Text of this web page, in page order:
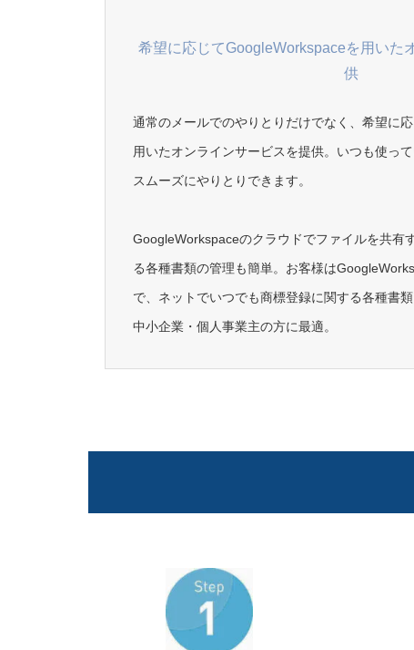
希望に応じてGoogleWorkspaceを用いた
供
通常のメールでのやりとりだけでなく、希望に
用いたオンラインサービスを提供。いつも使っ
スムーズにやりとりできます。
GoogleWorkspaceのクラウドでファイルを共有
る各種書類の管理も簡単。お客様は
で、ネットでいつでも商標登録に関する各種書
中小企業・個人事業主の方に最適。